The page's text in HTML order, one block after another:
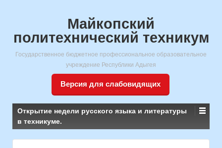
Майкопский
политехнический техникум
Государственное бюджетное профессиональное образовательное
учреждение Республики Адыгея
Версия для слабовидящих
Открытие недели русского языка и литературы
в техникуме.